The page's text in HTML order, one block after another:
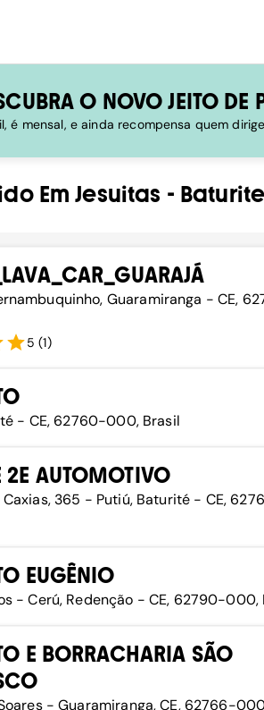
O NOVO JEITO DE
é mensal, e ainda recompensa quem
EmJesuitas - Baturite
Guaramiranga - CE,
5 (1)
- CE, 62760-000, Brasil
2E AUTOMOTIVO
Caxias, 365 - Putiú, Baturité - CE,
EUGÊNIO
- Cerú, Redenção - CE, 62790-000,
E BORRACHARIA SÃO
- Guaramiranga, CE, 62766-